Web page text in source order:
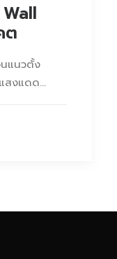
ต
นแนวตั้ง
สงแดด…